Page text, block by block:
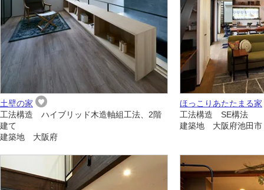
土壁の家
工法構造 ハイブリッド木造軸組工法、2階
建て
建築地 大阪府
ほっこりあたたまる家
工法構造 SE構法
建築地 大阪府池田市